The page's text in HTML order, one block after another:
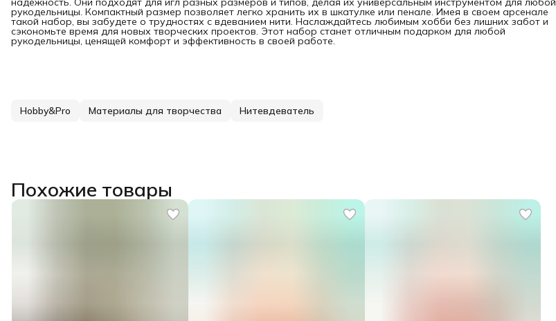
рукодельницы. Компактный размер позволяет легко хранить их в шкатулке или пенале. Имея в своем арсенале
такой набор, вы забудете о трудностях с вдеванием нити. Наслаждайтесь любимым хобби без лишних забот и
сэкономьте время для новых творческих проектов. Этот набор станет отличным подарком для любой
рукодельницы, ценящей комфорт и эффективность в своей работе.
Hobby&Pro Материалы для творчества Нитевдеватель
Похожие товары